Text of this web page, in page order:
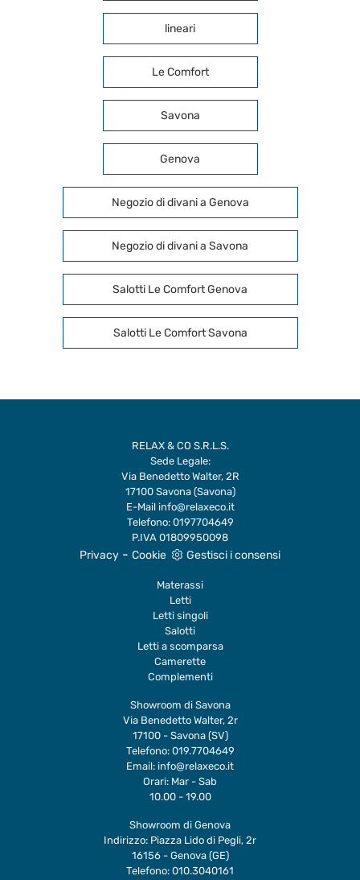
lineari
Le Comfort
Savona
Genova
Negozio di divani a Genova
Negozio di divani a Savona
Salotti Le Comfort Genova
Salotti Le Comfort Savona
RELAX & CO S.R.L.S.
Sede Legale:
Via Benedetto Walter, 2R
17100 Savona (Savona)
E-Mail info@relaxeco.it
Telefono: 0197704649
P.IVA 01809950098
Privacy - Cookie Gestisci i consensi
Materassi
Letti
Letti singoli
Salotti
Letti a scomparsa
Camerette
Complementi
Showroom di Savona
Via Benedetto Walter, 2r
17100 - Savona (SV)
Telefono: 019.7704649
Email: info@relaxeco.it
Orari: Mar - Sab
10.00 - 19.00
Showroom di Genova
Indirizzo: Piazza Lido di Pegli, 2r
16156 - Genova (GE)
Telefono: 010.3040161